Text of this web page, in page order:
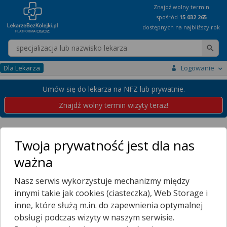
Znajdź wolny termin
spośród 15 032 265
dostępnych na najbliższy rok
Wpisz nazwę lekarza
Dla Lekarza Logowanie
Umów się do lekarza na NFZ lub prywatnie.
Znajdź wolny termin wizyty teraz!
Placówki
Przychodnie w Warszawie
Wybierz dzielnicę
WARSZAWA
Więcej Miejscowości...
Poprzednia strona
31 32 33 ... 36
Twoja prywatność jest dla nas
ważna
Nasz serwis wykorzystuje mechanizmy między
innymi takie jak cookies (ciasteczka), Web Storage i
inne, które służą m.in. do zapewnienia optymalnej
obsługi podczas wizyty w naszym serwisie.